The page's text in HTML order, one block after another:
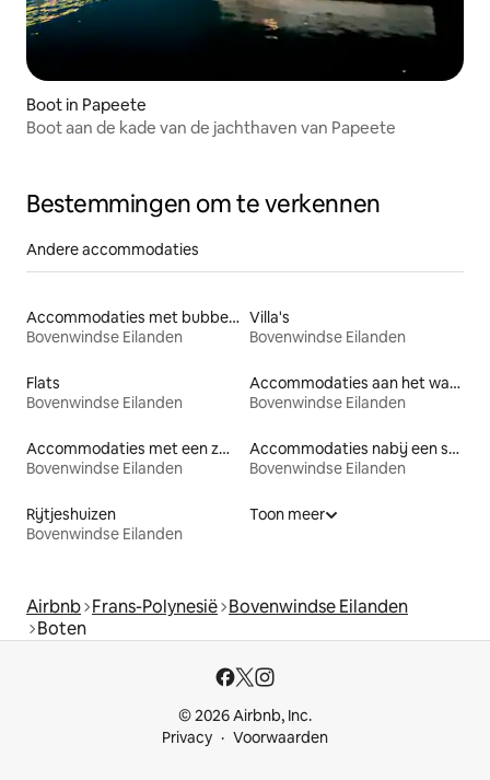
Boot in Papeete
Boot aan de kade van de jachthaven van Papeete
Bestemmingen om te verkennen
Andere accommodaties
Accommodaties met bubbelbad
Bovenwindse Eilanden
Villa's
Bovenwindse Eilanden
Flats
Bovenwindse Eilanden
Accommodaties aan het water
Bovenwindse Eilanden
Accommodaties met een zwembad
Bovenwindse Eilanden
Accommodaties nabij een strand
Bovenwindse Eilanden
Rijtjeshuizen
Bovenwindse Eilanden
Toon meer
Airbnb Frans-Polynesië Bovenwindse Eilanden
Boten
© 2026 Airbnb, Inc.
Privacy
Voorwaarden